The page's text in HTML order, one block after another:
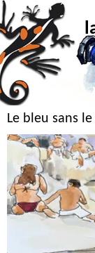
Le bleu sans